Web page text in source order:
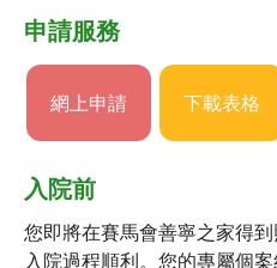
申請服務
網上申請 下載表格
入院前
您即將在賽馬會善寧之家得
入院過程順利。您的專屬個